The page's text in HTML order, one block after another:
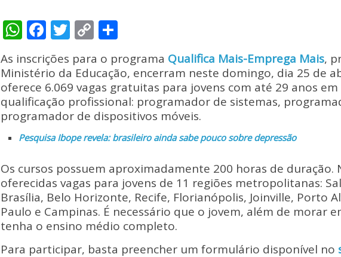
W
at
s
A
p
p
F
ac
e
b
o
o
k
T
itt
er
C
p
y
Li
n
k
ar
e
As inscrições para o programa Qualifica Mais-Emprega Mais,
Ministério da Educação, encerram neste domingo, dia 25 de
oferece 6.069 vagas gratuitas para jovens com até 29 anos
qualificação profissional: programador de sistemas,
programador de dispositivos móveis.
Pesquisa Ibope revela: brasileiro ainda sabe pouco sobre depressão
Os cursos possuem aproximadamente 200 horas de duração.
oferecidas vagas para jovens de 11 regiões metropolitanas:
Brasília, Belo Horizonte, Recife, Florianópolis, Joinville, Porto
Paulo e Campinas. É necessário que o jovem, além de morar
tenha o ensino médio completo.
Para participar, basta preencher um formulário disponível no